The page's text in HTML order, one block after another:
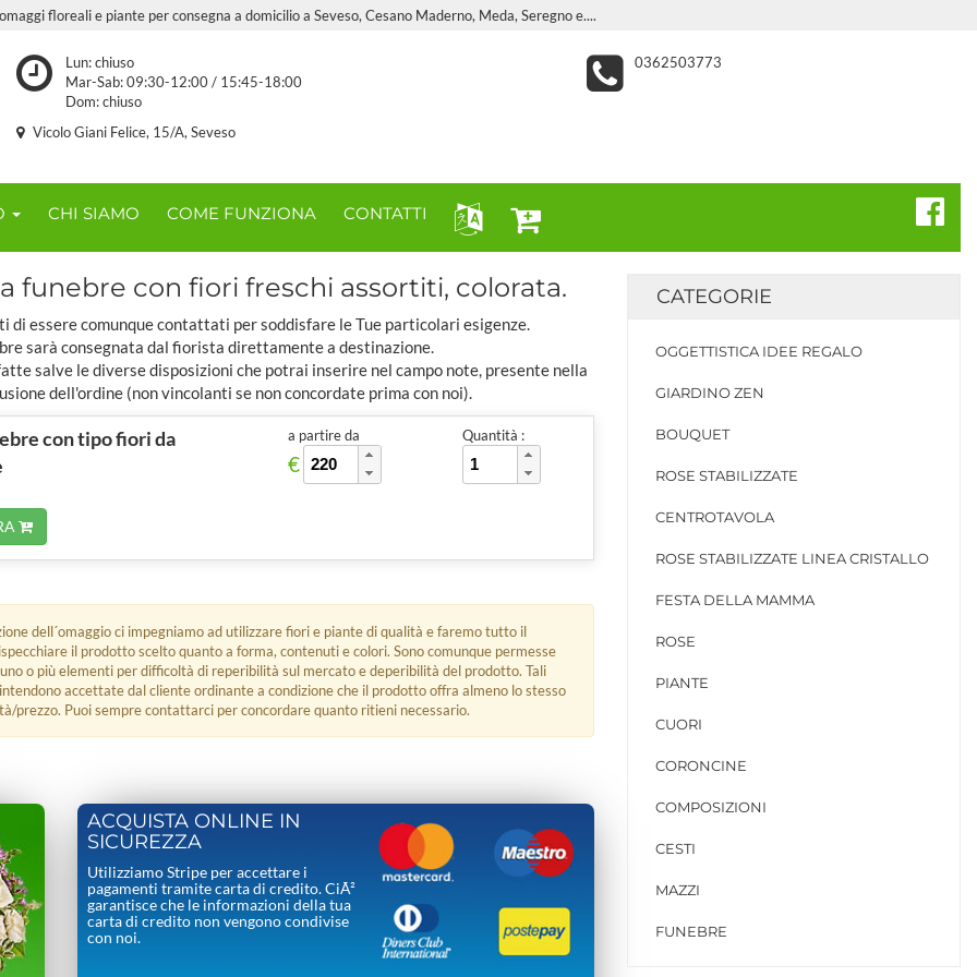
floreali e piante per consegna a domicilio a Seveso, Cesano Maderno, Meda, Seregno e....
Lun: chiuso
Mar-Sab: 09:30-12:00 / 15:45-18:00
Dom: chiuso
0362503773
Vicolo Giani Felice, 15/A, Seveso
CHI SIAMO COME FUNZIONA CONTATTI
funebre con fiori freschi assortiti, colorata.
di essere comunque contattati per soddisfare le Tue particolari esigenze.
sarà consegnata dal fiorista direttamente a destinazione.
salve le diverse disposizioni che potrai inserire nel campo note, presente nella
dell'ordine (non vincolanti se non concordate prima con noi).
con tipo fiori da
a partire da
€
Quantità :
dell´omaggio ci impegniamo ad utilizzare fiori e piante di qualità e faremo tutto il
il prodotto scelto quanto a forma, contenuti e colori. Sono comunque permesse
o più elementi per difficoltà di reperibilità sul mercato e deperibilità del prodotto. Tali
accettate dal cliente ordinante a condizione che il prodotto offra almeno lo stesso
prezzo. Puoi sempre contattarci per concordare quanto ritieni necessario.
ACQUISTA ONLINE IN
SICUREZZA
Utilizziamo Stripe per accettare i
pagamenti tramite carta di credito. CiÃ²
garantisce che le informazioni della tua
carta di credito non vengono condivise
con noi.
CATEGORIE
OGGETTISTICA IDEE REGALO
GIARDINO ZEN
BOUQUET
ROSE STABILIZZATE
CENTROTAVOLA
ROSE STABILIZZATE LINEA CRISTALLO
FESTA DELLA MAMMA
ROSE
PIANTE
CUORI
CORONCINE
COMPOSIZIONI
CESTI
MAZZI
FUNEBRE